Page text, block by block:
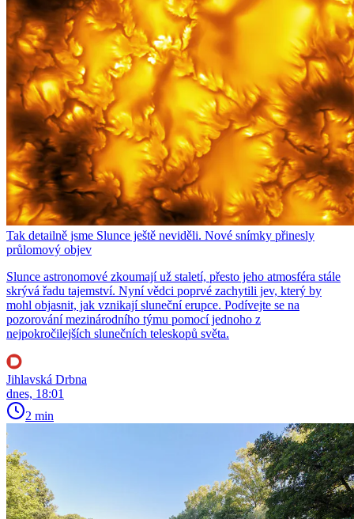
Tak detailně jsme Slunce ještě neviděli. Nové snímky přinesly
průlomový objev
Slunce astronomové zkoumají už staletí, přesto jeho atmosféra stále
skrývá řadu tajemství. Nyní vědci poprvé zachytili jev, který by
mohl objasnit, jak vznikají sluneční erupce. Podívejte se na
pozorování mezinárodního týmu pomocí jednoho z
nejpokročilejších slunečních teleskopů světa.
Jihlavská Drbna
dnes, 18:01
2 min